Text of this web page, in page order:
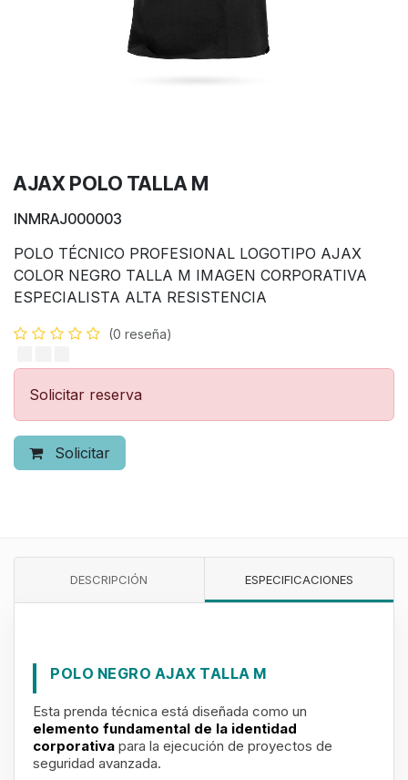
AJAX POLO TALLA M
INMRAJ000003
POLO TÉCNICO PROFESIONAL LOGOTIPO AJAX
COLOR NEGRO TALLA M IMAGEN CORPORATIVA
ESPECIALISTA ALTA RESISTENCIA
(0 reseña)
Solicitar reserva
Solicitar
DESCRIPCIÓN ESPECIFICACIONES
POLO NEGRO AJAX TALLA M
Esta prenda técnica está diseñada como un
elemento fundamental de la identidad
corporativa para la ejecución de proyectos de
seguridad avanzada.